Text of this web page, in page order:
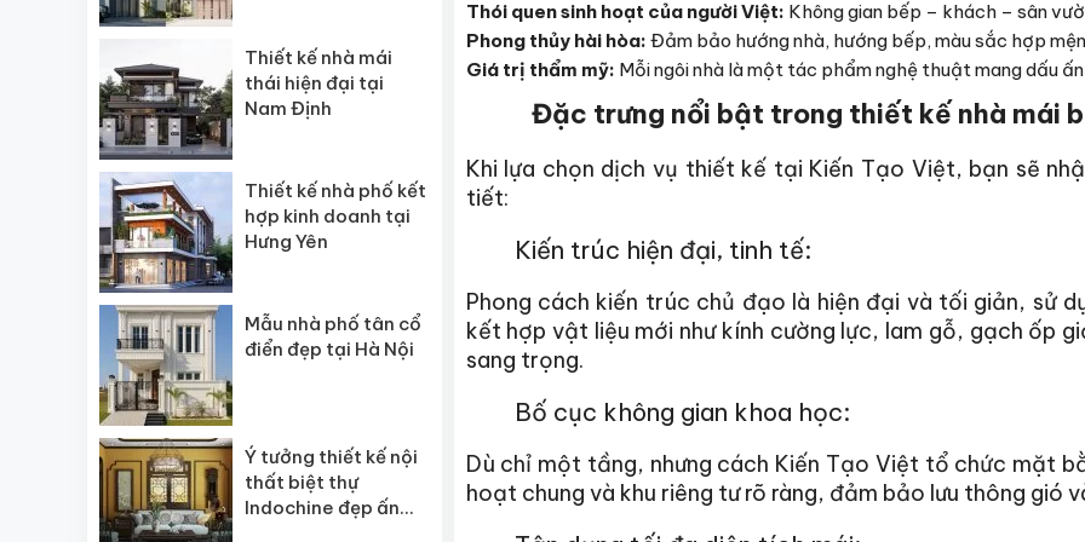
Thói quen sinh hoạt của người Việt: Không gian bếp – khách – sân
Phong thủy hài hòa: Đảm bảo hướng nhà, hướng bếp, màu sắc hợp
Giá trị thẩm mỹ: Mỗi ngôi nhà là một tác phẩm nghệ thuật mang dấu
Đặc trưng nổi bật trong thiết kế nhà mái
Khi lựa chọn dịch vụ thiết kế tại Kiến Tạo Việt, bạn sẽ
tiết:
Kiến trúc hiện đại, tinh tế:
Phong cách kiến trúc chủ đạo là hiện đại và tối giản, sử
kết hợp vật liệu mới như kính cường lực, lam gỗ, gạch ốp
sang trọng.
Bố cục không gian khoa học:
Dù chỉ một tầng, nhưng cách Kiến Tạo Việt tổ chức mặt
hoạt chung và khu riêng tư rõ ràng, đảm bảo lưu thông gió
Thiết kế nhà mái
thái hiện đại tại
Nam Định
Thiết kế nhà phố kết
hợp kinh doanh tại
Hưng Yên
Mẫu nhà phố tân cổ
điển đẹp tại Hà Nội
Ý tưởng thiết kế nội
thất biệt thự
Indochine đẹp ấn